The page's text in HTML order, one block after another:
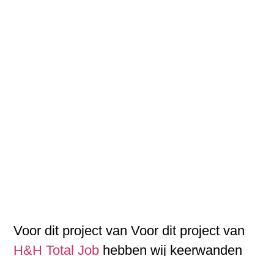
Voor dit project van Voor dit project van
H&H Total Job hebben wij keerwanden